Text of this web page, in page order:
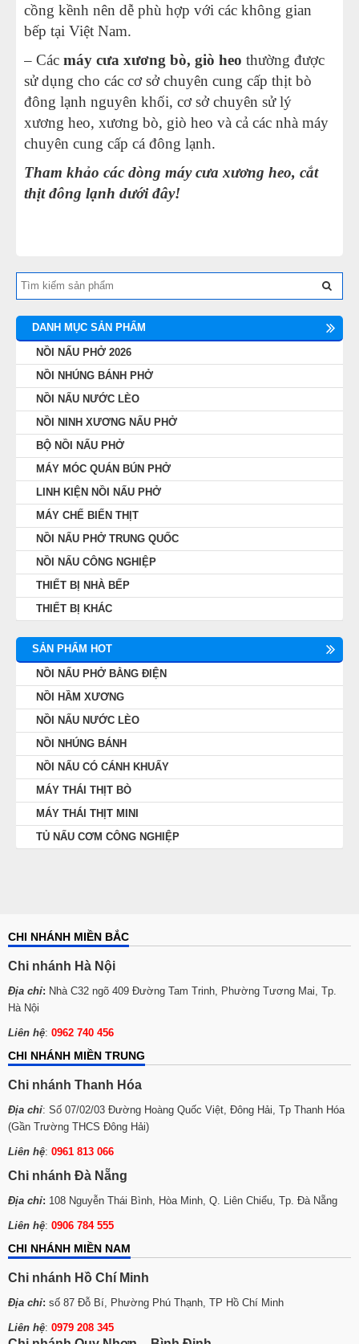
cồng kềnh nên dễ phù hợp với các không gian
bếp tại Việt Nam.
– Các máy cưa xương bò, giò heo thường được
sử dụng cho các cơ sở chuyên cung cấp thịt bò
đông lạnh nguyên khối, cơ sở chuyên sử lý
xương heo, xương bò, giò heo và cả các nhà máy
chuyên cung cấp cá đông lạnh.
Tham khảo các dòng máy cưa xương heo, cắt
thịt đông lạnh dưới đây!
DANH MỤC SẢN PHẨM
NỒI NẤU PHỞ 2026
NỒI NHÚNG BÁNH PHỞ
NỒI NẤU NƯỚC LÈO
NỒI NINH XƯƠNG NẤU PHỞ
BỘ NỒI NẤU PHỞ
MÁY MÓC QUÁN BÚN PHỞ
LINH KIỆN NỒI NẤU PHỞ
MÁY CHẾ BIẾN THỊT
NỒI NẤU PHỞ TRUNG QUỐC
NỒI NẤU CÔNG NGHIỆP
THIẾT BỊ NHÀ BẾP
THIẾT BỊ KHÁC
SẢN PHẨM HOT
NỒI NẤU PHỞ BẰNG ĐIỆN
NỒI HẦM XƯƠNG
NỒI NẤU NƯỚC LÈO
NỒI NHÚNG BÁNH
NỒI NẤU CÓ CÁNH KHUẤY
MÁY THÁI THỊT BÒ
MÁY THÁI THỊT MINI
TỦ NẤU CƠM CÔNG NGHIỆP
CHI NHÁNH MIỀN BẮC
Chi nhánh Hà Nội
Địa chỉ: Nhà C32 ngõ 409 Đường Tam Trinh, Phường Tương Mai, Tp.
Hà Nội
Liên hệ: 0962 740 456
CHI NHÁNH MIỀN TRUNG
Chi nhánh Thanh Hóa
Địa chỉ: Số 07/02/03 Đường Hoàng Quốc Việt, Đông Hải, Tp Thanh Hóa
(Gần Trường THCS Đông Hải)
Liên hệ: 0961 813 066
Chi nhánh Đà Nẵng
Địa chỉ: 108 Nguyễn Thái Bình, Hòa Minh, Q. Liên Chiểu, Tp. Đà Nẵng
Liên hệ: 0906 784 555
CHI NHÁNH MIỀN NAM
Chi nhánh Hồ Chí Minh
Địa chỉ: số 87 Đỗ Bí, Phường Phú Thạnh, TP Hồ Chí Minh
Liên hệ: 0979 208 345